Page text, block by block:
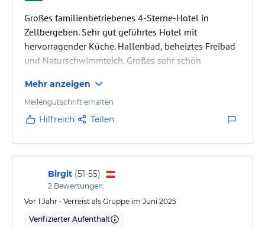
Großes familienbetriebenes 4-Sterne-Hotel in
Zellbergeben. Sehr gut geführtes Hotel mit
hervorragender Küche. Hallenbad, beheiztes Freibad
und Naturschwimmteich. Großes sehr schön
Mehr anzeigen
Meilengutschrift erhalten
Hilfreich Teilen
Birgit (51-55)
2 Bewertungen
Vor 1 Jahr • Verreist als Gruppe im Juni 2025
Verifizierter Aufenthalt